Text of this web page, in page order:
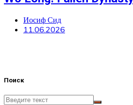
Иосиф Сид
11.06.2026
Поиск